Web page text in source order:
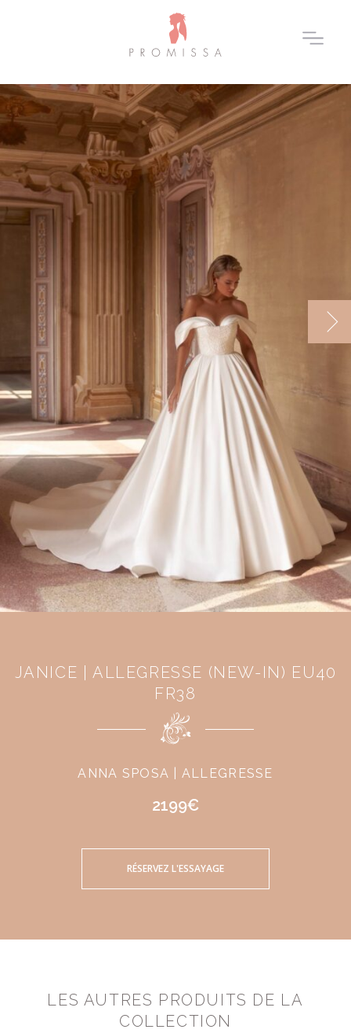
JANICE | ALLEGRESSE (NEW-IN) EU40
FR38
ANNA SPOSA | ALLEGRESSE
2199€
RÉSERVEZ L'ESSAYAGE
LES AUTRES PRODUITS DE LA
COLLECTION